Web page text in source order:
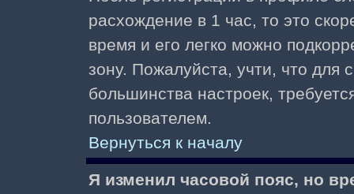
расхождение в 1 час, то это
время и его легко можно
зону. Пожалуйста, учти, что для
большинства настроек,
пользователем.
Вернуться к началу
Я изменил часовой пояс, но